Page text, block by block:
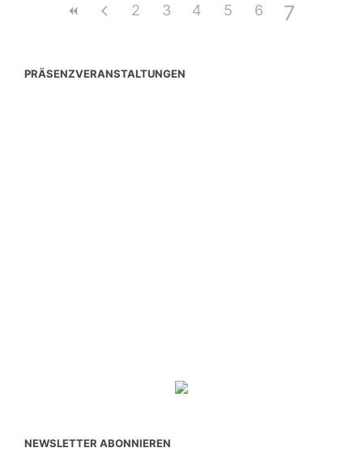
2 3 4 5 6 7
PRÄSENZVERANSTALTUNGEN
NEWSLETTER ABONNIEREN